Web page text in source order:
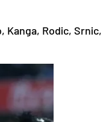
Kanga, Rodic, Srnic,